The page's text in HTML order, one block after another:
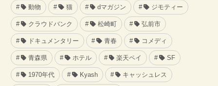
動物 猫 dマガジン ジモティー
クラウドバンク 松崎町 弘前市
ドキュメンタリー 青春 コメディ
青森県 ホテル 楽天ペイ SF
1970年代 Kyash キャッシュレス